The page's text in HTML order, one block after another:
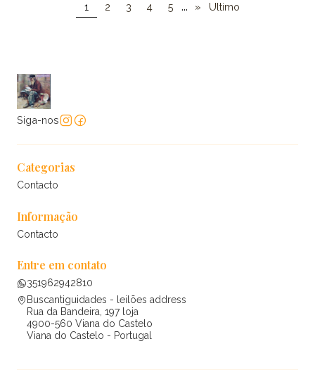
1 2 3 4 5 ... » Ultimo
Siga-nos
Categorias
Contacto
Informação
Contacto
Entre em contato
351962942810
Buscantiguidades - leilões address
Rua da Bandeira, 197 loja
4900-560 Viana do Castelo
Viana do Castelo - Portugal